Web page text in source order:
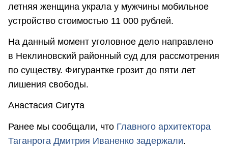
летняя женщина украла у мужчины мобильное
устройство стоимостью 11 000 рублей.
На данный момент уголовное дело направлено
в Неклиновский районный суд для рассмотрения
по существу. Фигурантке грозит до пяти лет
лишения свободы.
Анастасия Сигута
Ранее мы сообщали, что Главного архитектора
Таганрога Дмитрия Иваненко задержали.